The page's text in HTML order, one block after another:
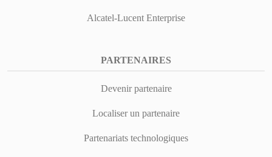
Alcatel-Lucent Enterprise
PARTENAIRES
Devenir partenaire
Localiser un partenaire
Partenariats technologiques